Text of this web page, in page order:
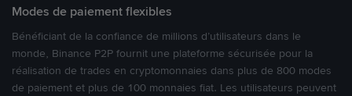
Modes de paiement flexibles
Bénéficiant de la confiance de millions d’utilisateurs dans le
monde, Binance P2P fournit une plateforme sécurisée pour la
réalisation de trades en cryptomonnaies dans plus de 800 modes
de paiement et plus de 100 monnaies fiat. Les utilisateurs peuvent